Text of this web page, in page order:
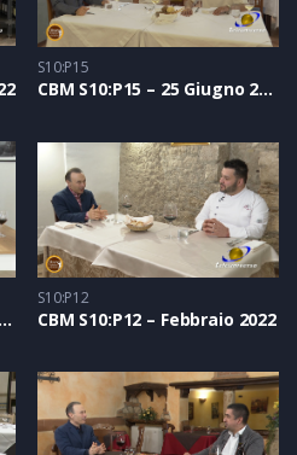
S10:P15
CBM S10:P15 – 25 Giugno 2022
CBM S10:P14 – 26 Marzo 2022
S10:P12
CBM S10:P12 – Febbraio 2022